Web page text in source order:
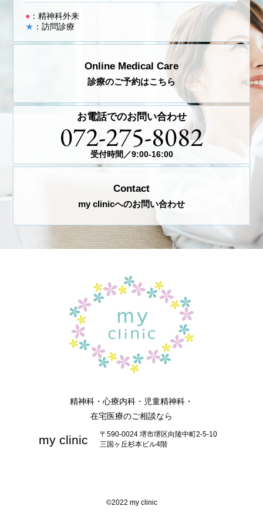
● ：精神科外来
★ ：訪問診療
Online Medical Care
診療のご予約はこちら
お電話でのお問い合わせ
072-275-8082
受付時間／9:00-16:00
Contact
my clinicへのお問い合わせ
精神科・心療内科・児童精神科・
在宅医療のご相談なら
my clinic
〒590-0024 堺市堺区向陵中町2-5-10
三国ヶ丘杉本ビル4階
©2022 my clinic